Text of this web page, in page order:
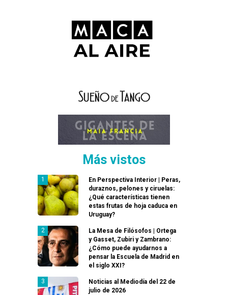
Más vistos
En Perspectiva Interior | Peras,
duraznos, pelones y ciruelas:
¿Qué características tienen
estas frutas de hoja caduca en
Uruguay?
La Mesa de Filósofos | Ortega
y Gasset, Zubiri y Zambrano:
¿Cómo puede ayudarnos a
pensar la Escuela de Madrid en
el siglo XXI?
Noticias al Mediodía del 22 de
julio de 2026